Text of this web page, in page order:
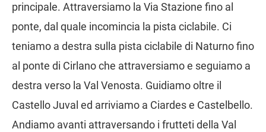
principale. Attraversiamo la Via Stazione fino al
ponte, dal quale incomincia la pista ciclabile. Ci
teniamo a destra sulla pista ciclabile di Naturno fino
al ponte di Cirlano che attraversiamo e seguiamo a
destra verso la Val Venosta. Guidiamo oltre il
Castello Juval ed arriviamo a Ciardes e Castelbello.
Andiamo avanti attraversando i frutteti della Val